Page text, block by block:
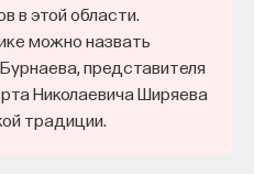
в этой области.
можно назвать
представителя
Николаевича Ширяева
традиции.